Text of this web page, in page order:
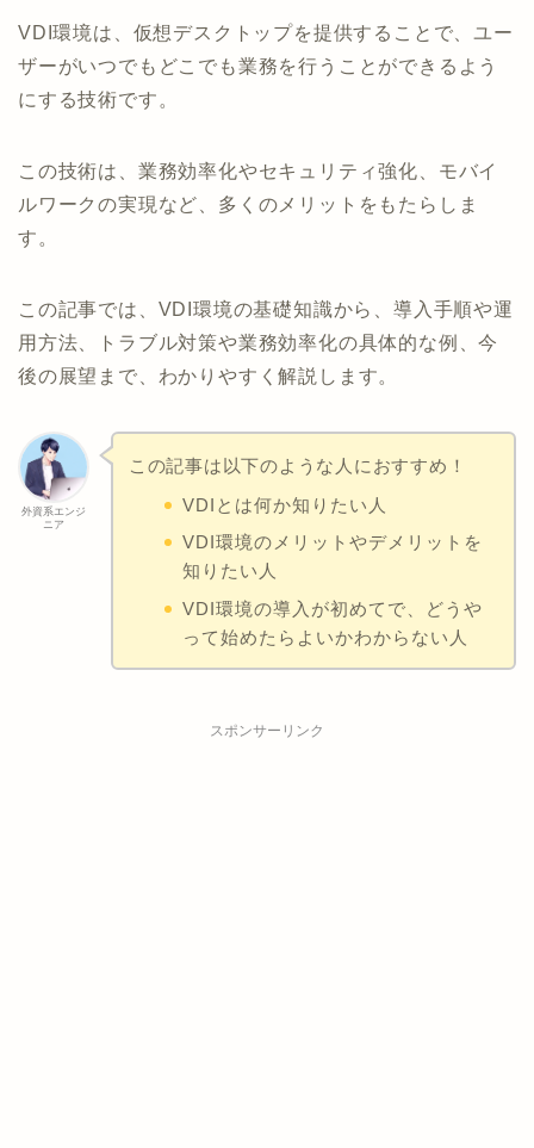
VDI環境は、仮想デスクトップを提供することで、ユー
ザーがいつでもどこでも業務を行うことができるよう
にする技術です。
この技術は、業務効率化やセキュリティ強化、モバイ
ルワークの実現など、多くのメリットをもたらしま
す。
この記事では、VDI環境の基礎知識から、導入手順や運
用方法、トラブル対策や業務効率化の具体的な例、今
後の展望まで、わかりやすく解説します。
外資系エンジ
ニア
この記事は以下のような人におすすめ！
VDIとは何か知りたい人
VDI環境のメリットやデメリットを
知りたい人
VDI環境の導入が初めてで、どうや
って始めたらよいかわからない人
スポンサーリンク